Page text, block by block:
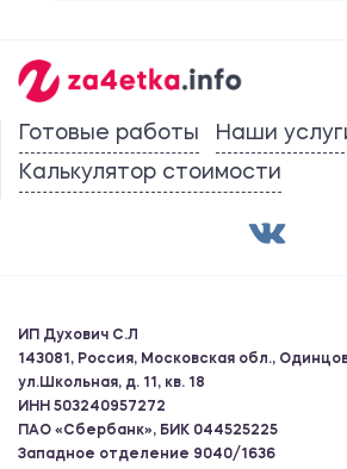
Готовые работы
Наши
Калькулятор стоимости
ИП Духович С.Л
143081, Россия, Московская обл.,
ул.Школьная, д. 11, кв. 18
ИНН 503240957272
ПАО «Сбербанк», БИК 044525225
Западное отделение 9040/1636